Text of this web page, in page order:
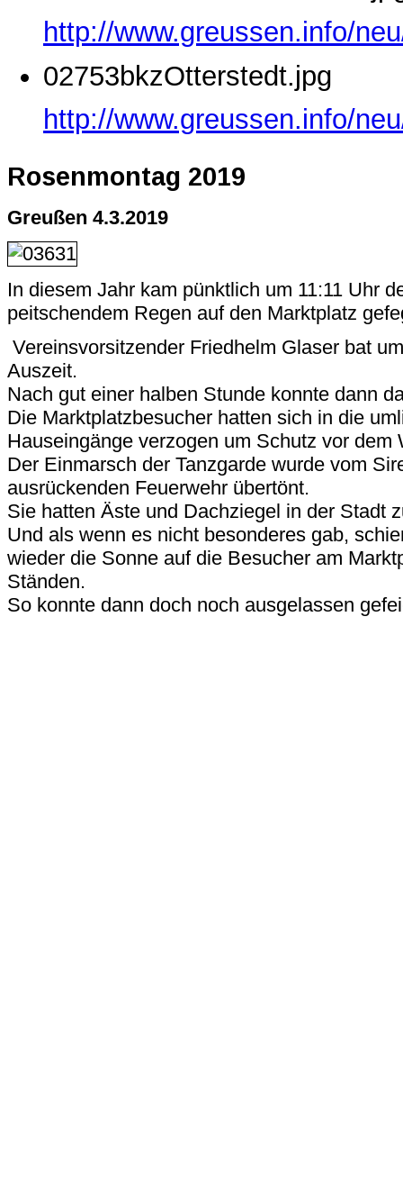
http://www.greussen.info/
02753bkzOtterstedt.jpg
http://www.greussen.info/
Rosenmontag 2019
Greußen 4.3.2019
In diesem Jahr kam pünktlich um 11:11 Uhr
peitschendem Regen auf den Marktplatz
Vereinsvorsitzender Friedhelm Glaser bat
Auszeit.
Nach gut einer halben Stunde konnte dann
Die Marktplatzbesucher hatten sich in die
Hauseingänge verzogen um Schutz vor dem
Der Einmarsch der Tanzgarde wurde vom
ausrückenden Feuerwehr übertönt.
Sie hatten Äste und Dachziegel in der Stadt
Und als wenn es nicht besonderes gab,
wieder die Sonne auf die Besucher am
Ständen.
So konnte dann doch noch ausgelassen